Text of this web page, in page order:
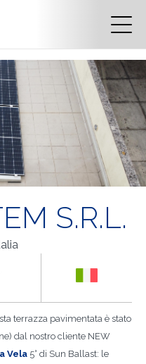
S.R.L.
terrazza pavimentata è stato
dal nostro cliente NEW
Vela 5° di Sun Ballast: le